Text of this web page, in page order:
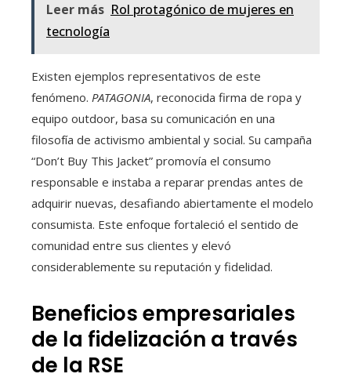
Leer más Rol protagónico de mujeres en
tecnología
Existen ejemplos representativos de este
fenómeno. PATAGONIA, reconocida firma de ropa y
equipo outdoor, basa su comunicación en una
filosofía de activismo ambiental y social. Su campaña
“Don’t Buy This Jacket” promovía el consumo
responsable e instaba a reparar prendas antes de
adquirir nuevas, desafiando abiertamente el modelo
consumista. Este enfoque fortaleció el sentido de
comunidad entre sus clientes y elevó
considerablemente su reputación y fidelidad.
Beneficios empresariales
de la fidelización a través
de la RSE